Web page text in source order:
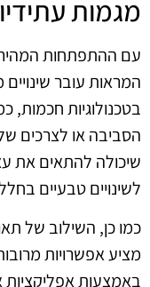
מגמות
עם ההתפתחות
המראות עובר
בטכנולוגיות חכמות,
הסביבה או לצרכים
שיכולה להתאים את
לשינויים טבעיים
כמו כן, השילוב של
מציע אפשרויות
באמצעות